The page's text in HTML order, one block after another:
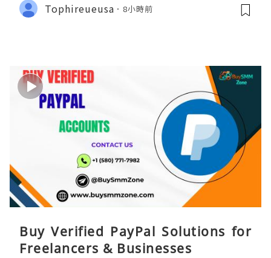
Tophireueusa 8小時前
Buy Verified PayPal Solutions for
Freelancers & Businesses